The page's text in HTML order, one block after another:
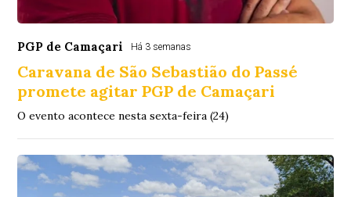
PGP de Camaçari Há 3 semanas
Caravana de São Sebastião do Passé
promete agitar PGP de Camaçari
O evento acontece nesta sexta-feira (24)